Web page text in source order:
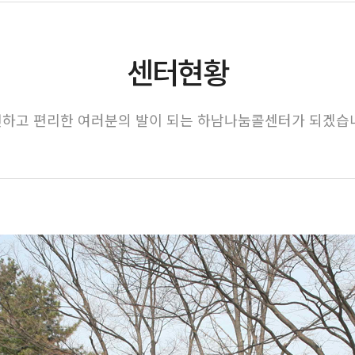
센터현황
고 편리한 여러분의 발이 되는 하남나눔콜센터가 되겠습